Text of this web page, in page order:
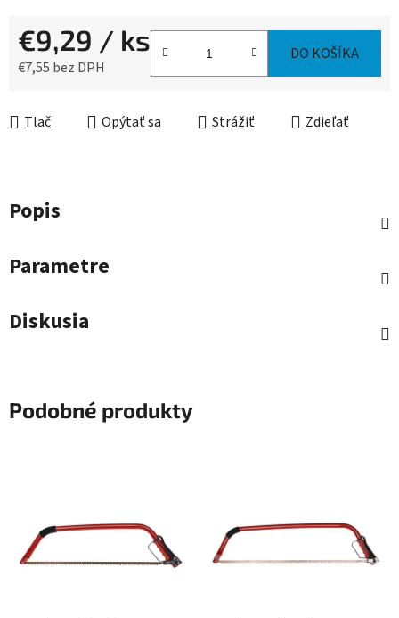
€9,29 / ks
€7,55 bez DPH
DO KOŠÍKA
Tlač Opýtať sa Strážiť Zdieľať
Popis
Parametre
Diskusia
Podobné produkty